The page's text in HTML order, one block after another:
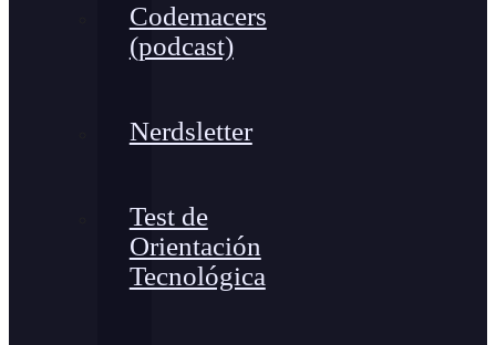
Codemacers
(podcast)
Nerdsletter
Test de
Orientación
Tecnológica